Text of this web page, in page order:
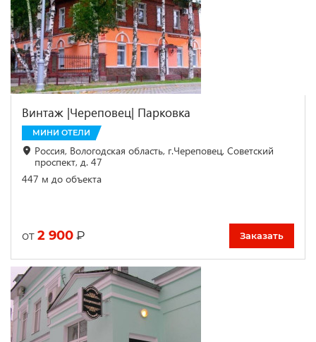
Винтаж |Череповец| Парковка
МИНИ ОТЕЛИ
Россия, Вологодская область, г.Череповец, Советский
проспект, д. 47
447 м до объекта
от 2 900 ₽ Заказать